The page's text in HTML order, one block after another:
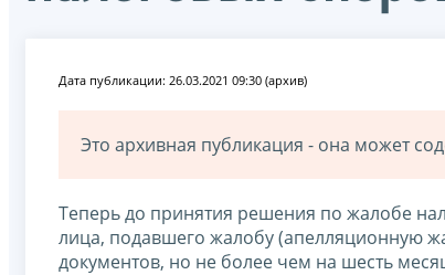
Дата публикации: 26.03.2021 09:30 (архив)
Это архивная публикация - она может
Теперь до принятия решения по жалобе
лица, подавшего жалобу (апелляционную
документов, но не более чем на шесть